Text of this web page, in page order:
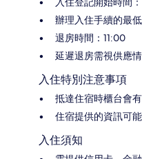
辦理入住手續的最
退房時間：11:00
延遲退房需視供應
入住特別注意事項
抵達住宿時櫃台會
住宿提供的資訊可
入住須知